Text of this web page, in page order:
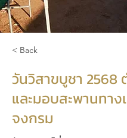
< Back
วันวิสาขบูชา 2568
และมอบสะพานทาง
จงกรม